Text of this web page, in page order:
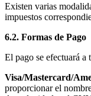
Existen varias
impuestos
6.2. Formas de Pago
El pago se efectuará a
Visa/Mastercard/
proporcionar el